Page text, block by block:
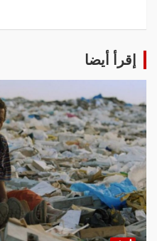
إقرأ أيضا